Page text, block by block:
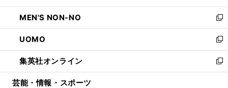
開
く
ウ
で
開
く
ン
ド
ウ
で
開
く
ウ
ィ
ン
ド
ウ
で
開
し
い
ウ
ィ
ン
ド
ウ
MEN'S NON-NO
新
し
い
ウ
ィ
ン
UOMO
新
し
い
ウ
集英社オンライン
新
し
芸能・情報・スポーツ